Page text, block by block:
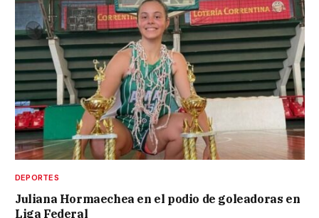
DEPORTES
Juliana Hormaechea en el podio de goleadoras en
Liga Federal